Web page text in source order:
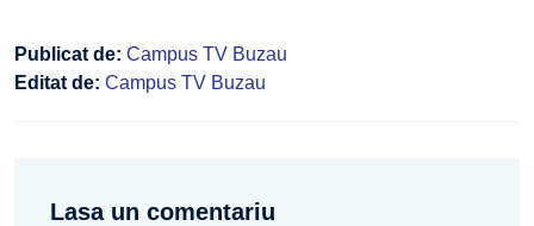
Publicat de: Campus TV Buzau
Editat de: Campus TV Buzau
Lasa un comentariu